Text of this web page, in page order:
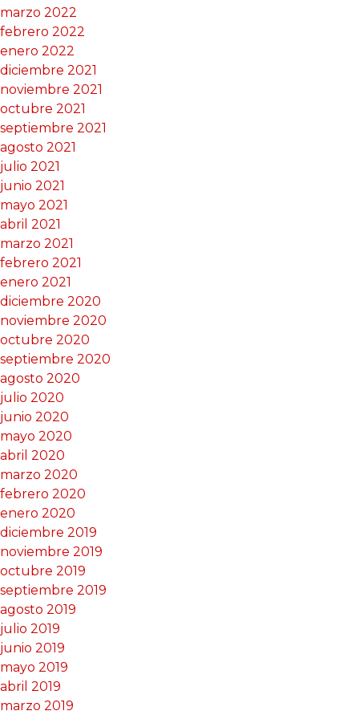
marzo 2022
febrero 2022
enero 2022
diciembre 2021
noviembre 2021
octubre 2021
septiembre 2021
agosto 2021
julio 2021
junio 2021
mayo 2021
abril 2021
marzo 2021
febrero 2021
enero 2021
diciembre 2020
noviembre 2020
octubre 2020
septiembre 2020
agosto 2020
julio 2020
junio 2020
mayo 2020
abril 2020
marzo 2020
febrero 2020
enero 2020
diciembre 2019
noviembre 2019
octubre 2019
septiembre 2019
agosto 2019
julio 2019
junio 2019
mayo 2019
abril 2019
marzo 2019